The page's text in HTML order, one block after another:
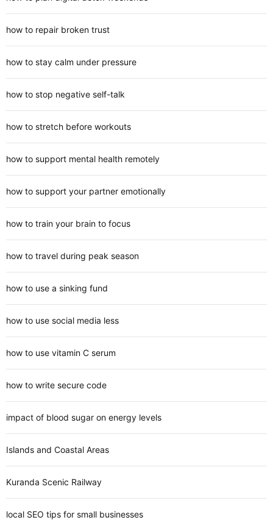
how to repair broken trust
how to stay calm under pressure
how to stop negative self-talk
how to stretch before workouts
how to support mental health remotely
how to support your partner emotionally
how to train your brain to focus
how to travel during peak season
how to use a sinking fund
how to use social media less
how to use vitamin C serum
how to write secure code
impact of blood sugar on energy levels
Islands and Coastal Areas
Kuranda Scenic Railway
local SEO tips for small businesses